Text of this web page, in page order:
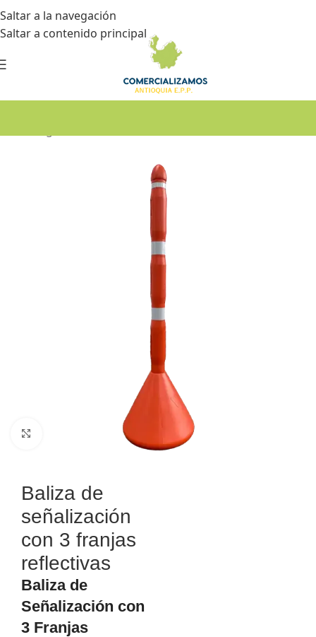
Saltar a la navegación
Saltar a contenido principal
Haga Click para agrandar
Baliza de
señalización
con 3 franjas
reflectivas
Baliza de
Señalización con
3 Franjas